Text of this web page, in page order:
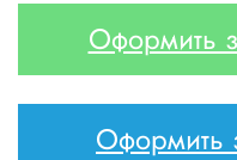
Оформить
Оформить